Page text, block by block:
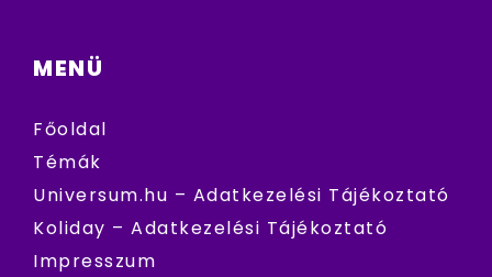
MENÜ
Főoldal
Témák
Universum.hu – Adatkezelési Tájékoztató
Koliday – Adatkezelési Tájékoztató
Impresszum